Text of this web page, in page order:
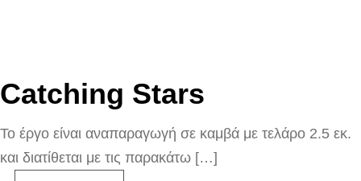
Catching Stars
Το έργο είναι αναπαραγωγή σε καμβά με τελάρο 2.5 εκ.
και διατίθεται με τις παρακάτω […]